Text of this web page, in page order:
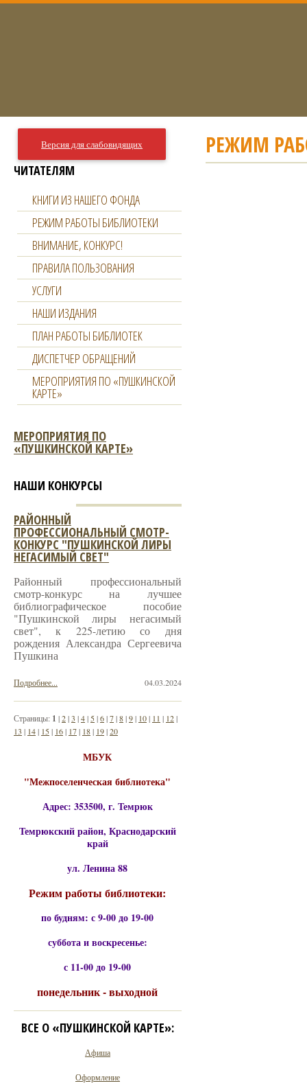
РЕЖИМ
Версия для слабовидящих
ЧИТАТЕЛЯМ
КНИГИ ИЗ НАШЕГО ФОНДА
РЕЖИМ РАБОТЫ БИБЛИОТЕКИ
ВНИМАНИЕ, КОНКУРС!
ПРАВИЛА ПОЛЬЗОВАНИЯ
УСЛУГИ
НАШИ ИЗДАНИЯ
ПЛАН РАБОТЫ БИБЛИОТЕК
ДИСПЕТЧЕР ОБРАЩЕНИЙ
МЕРОПРИЯТИЯ ПО «ПУШКИНСКОЙ
КАРТЕ»
МЕРОПРИЯТИЯ ПО
«ПУШКИНСКОЙ КАРТЕ»
НАШИ КОНКУРСЫ
РАЙОННЫЙ
ПРОФЕССИОНАЛЬНЫЙ СМОТР-
КОНКУРС "ПУШКИНСКОЙ ЛИРЫ
НЕГАСИМЫЙ СВЕТ"
Районный профессиональный
смотр-конкурс на лучшее
библиографическое пособие
"Пушкинской лиры негасимый
свет", к 225-летию со дня
рождения Александра Сергеевича
Пушкина
04.03.2024
Подробнее...
Страницы: 1 |2|3 |4| 5|6|7|8|9| 10| 11 | 12|
13 | 14| 15| 16| 17| 18| 19|20
МБУК
"Межпоселенческая библиотека"
Адрес: 353500, г. Темрюк
Темрюкский район, Краснодарский
край
ул. Ленина 88
Режим работы библиотеки:
по будням: с 9-00 до 19-00
суббота и воскресенье:
с 11-00 до 19-00
понедельник - выходной
ВСЕ О «ПУШКИНСКОЙ КАРТЕ»:
Афиша
Оформление